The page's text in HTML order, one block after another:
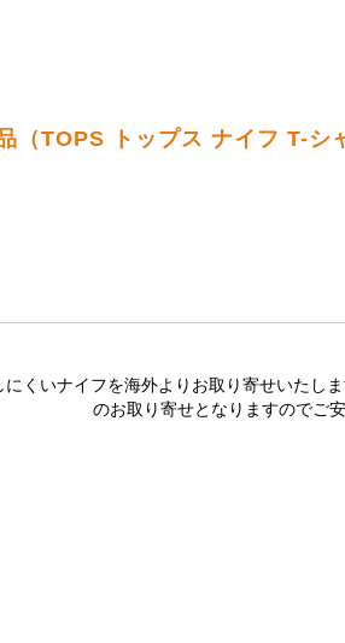
（TOPS トップス ナイフ T-シ
くいナイフを海外よりお取り寄せいたし
のお取り寄せとなりますのでご安